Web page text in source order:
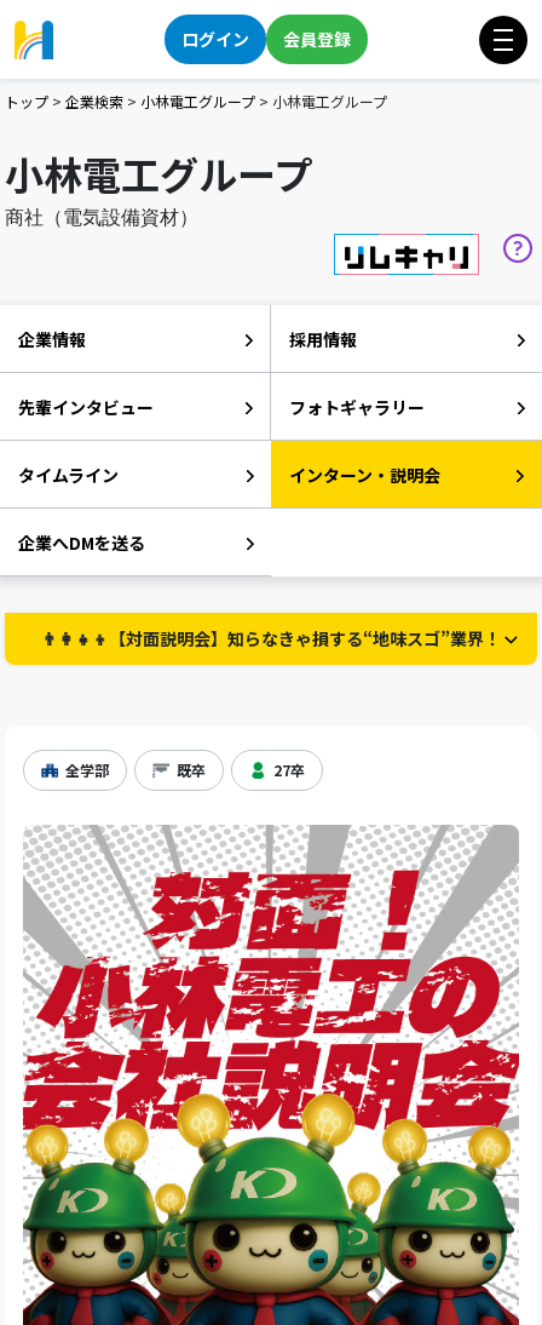
ログイン 会員登録
トップ > 企業検索 > 小林電工グループ > 小林電工グループ
小林電工グループ
商社（電気設備資材）
企業情報 採用情報
先輩インタビュー フォトギャラリー
タイムライン インターン・説明会
企業へDMを送る
👨‍👩‍👧‍👦【対面説明会】知らなきゃ損する“地味スゴ”業界！
全学部 既卒 27卒